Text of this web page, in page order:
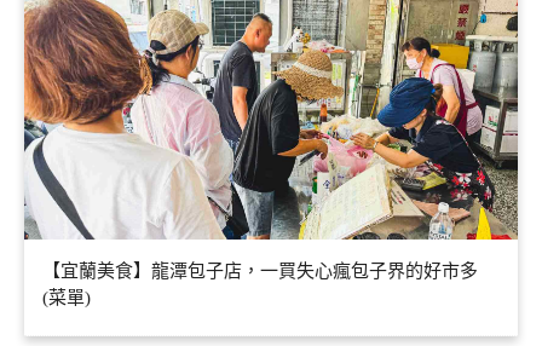
【宜蘭美食】龍潭包子店，一買失心瘋包子界的好市多
(菜單)